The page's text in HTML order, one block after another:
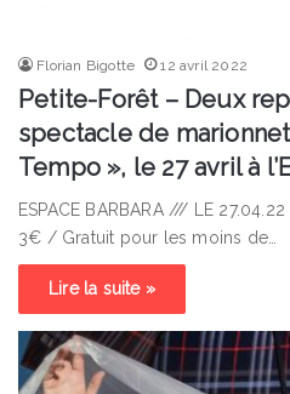
Florian Bigotte 12 avril 2022
Petite-Forêt – Deux
spectacle de
Tempo », le 27 avril à
ESPACE BARBARA /// LE
3€ / Gratuit pour les moins de…
Lire la suite »